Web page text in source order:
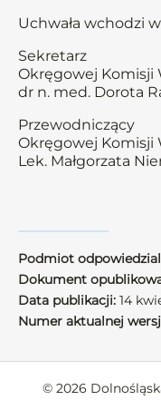
Uchwała wchodzi
Sekretarz
Okręgowej Komisji
dr n. med. Dorota
Przewodniczący
Okręgowej Komisji
Lek. Małgorzata
Podmiot
Dokument
Data publikacji: 14
Numer aktualnej
© 2026